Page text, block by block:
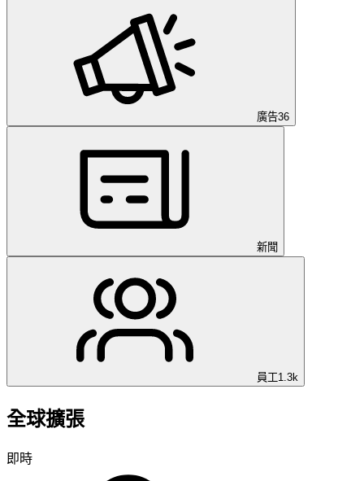
廣告36
新聞
員工1.3k
全球擴張
即時